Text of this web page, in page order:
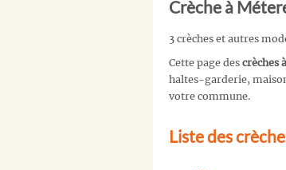
Crèche à
3 crèches et autres
Cette page des crèches
haltes-garderie,
votre commune.
Liste des